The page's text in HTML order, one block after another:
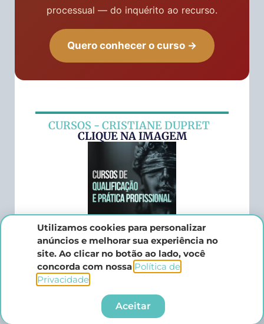
processual — do inquérito ao recurso.
Quero conhecer o curso →
CURSOS - CRISTIANE DUPRET
CLIQUE NA IMAGEM
LIVROS - CRISTIANE DUPRET
CLIQUE NA IMAGEM
Utilizamos cookies para personalizar
anúncios e melhorar sua experiência no
site. Ao clicar no botão ao lado, você
concorda com nossa Política de
Privacidade.​
Aceitar